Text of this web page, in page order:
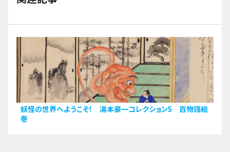
妖怪の世界へようこそ！ 湯本豪一コレクション5 百物語絵
巻